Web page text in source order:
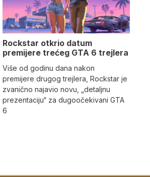
Rockstar otkrio datum
premijere trećeg GTA 6 trejlera
Više od godinu dana nakon
premijere drugog trejlera, Rockstar je
zvanično najavio novu, „detaljnu
prezentaciju“ za dugoočekivani GTA
6